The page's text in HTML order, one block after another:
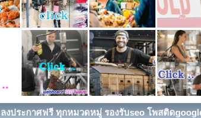
ลงประกาศฟรี ทุกหมวดหมู่ รองรับseo โพสติด